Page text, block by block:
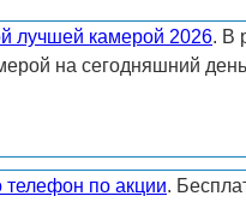
лучшей камерой 2026. В
на сегодняшний
телефон по акции.